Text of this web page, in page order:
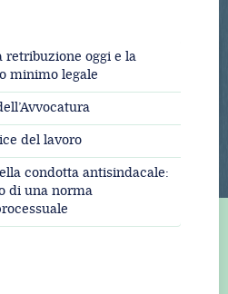
retribuzione oggi e la
minimo legale
del lavoro
condotta antisindacale:
di una norma